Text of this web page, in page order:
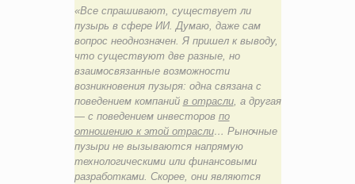
«Все спрашивают, существует ли
пузырь в сфере ИИ. Думаю, даже сам
вопрос неоднозначен. Я пришел к выводу,
что существуют две разные, но
взаимосвязанные возможности
возникновения пузыря: одна связана с
поведением компаний в отрасли, а другая
— с поведением инвесторов по
отношению к этой отрасли… Рыночные
пузыри не вызываются напрямую
технологическими или финансовыми
разработками. Скорее, они являются